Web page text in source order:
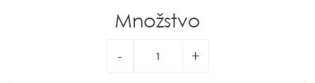
Množstvo
- +